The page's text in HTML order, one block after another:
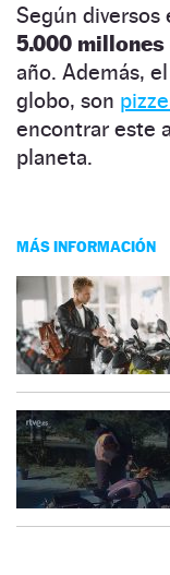
Según diversos
5.000 millones
año. Además,
globo, son
encontrar este
planeta.
MÁS INFORMACIÓN